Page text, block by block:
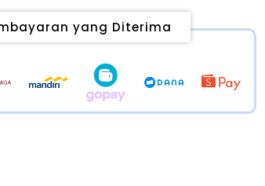
yang Diterima